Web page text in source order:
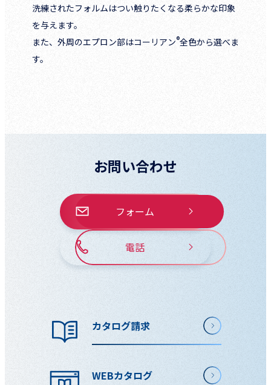
洗練されたフォルムはつい触りたくなる柔らかな印象
を与えます。
また、外周のエプロン部はコーリアン®全色から選べま
す。
お問い合わせ
フォーム
電話
カタログ請求
WEBカタログ